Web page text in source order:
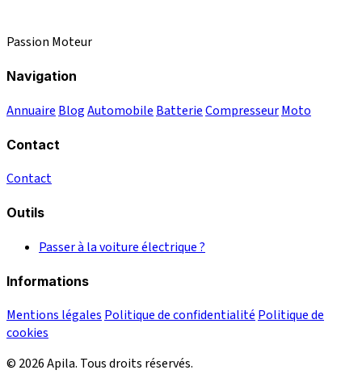
Passion Moteur
Navigation
Annuaire BlogAutomobile BatterieCompresseurMoto
Contact
Contact
Outils
Passer à la voiture électrique ?
Informations
Mentions légales Politique de confidentialité Politique de
cookies
© 2026 Apila. Tous droits réservés.